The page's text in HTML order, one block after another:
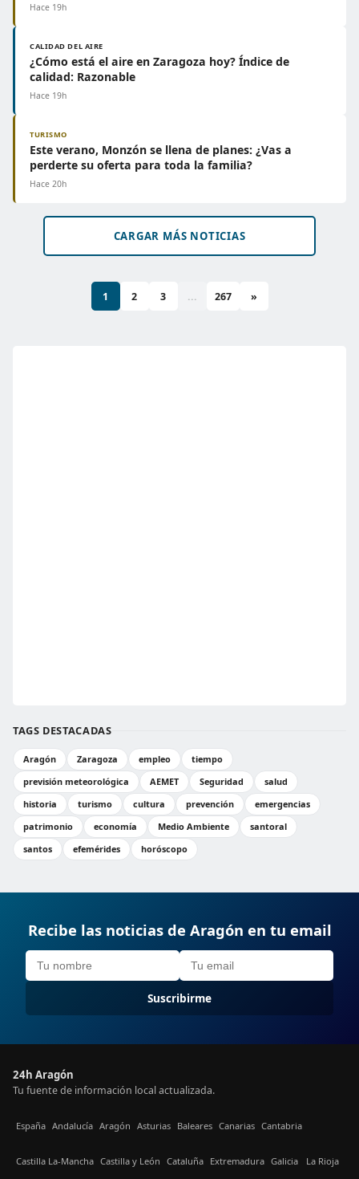
Hace 19h
CALIDAD DEL AIRE
¿Cómo está el aire en Zaragoza hoy? Índice de
calidad: Razonable
Hace 19h
TURISMO
Este verano, Monzón se llena de planes: ¿Vas a
perderte su oferta para toda la familia?
Hace 20h
CARGAR MÁS NOTICIAS
1 2 3 ... 267 »
TAGS DESTACADAS
Aragón Zaragoza empleo
tiempo
previsión meteorológica
AEMET Seguridad
salud
historia
turismo cultura prevención
emergencias
patrimonio
economía Medio Ambiente
santoral
santos
efemérides horóscopo
Recibe las noticias de Aragón en tu email
Suscribirme
24h Aragón
Tu fuente de información local actualizada.
España Andalucía Aragón Asturias Baleares Canarias Cantabria
Castilla La-Mancha Castilla y León Cataluña Extremadura Galicia La Rioja